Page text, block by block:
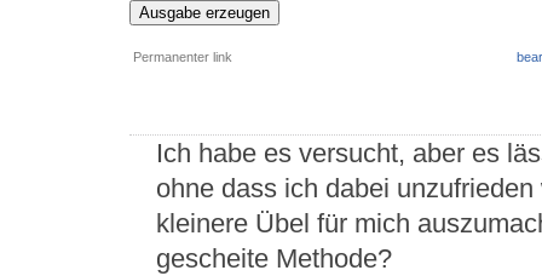
Ausgabe erzeugen
Permanenter link
Ich habe es versucht, aber es
ohne dass ich dabei
kleinere Übel für mich
gescheite Methode?